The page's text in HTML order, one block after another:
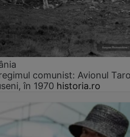
comunist: Avionul
în 1970 historia.ro